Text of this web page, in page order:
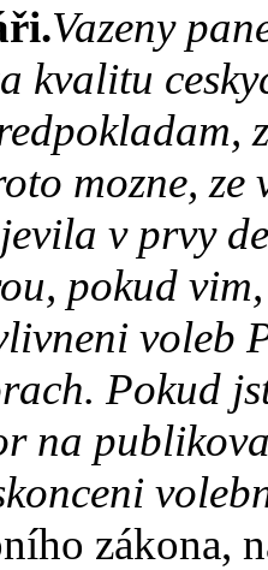
Vazeny
kvalitu
mozne,
v prvy
pokud
voleb
Pokud
na
zákona,